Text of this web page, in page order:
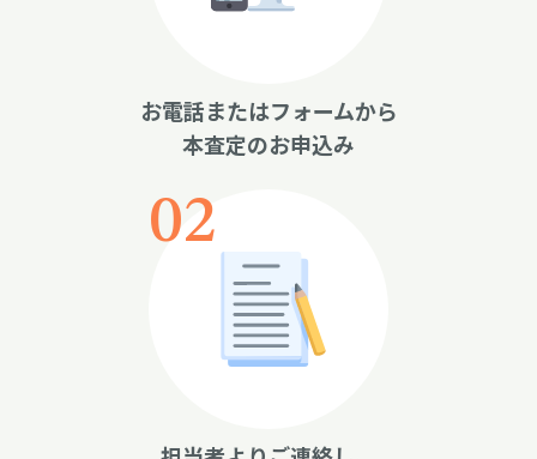
お電話またはフォームから
本査定のお申込み